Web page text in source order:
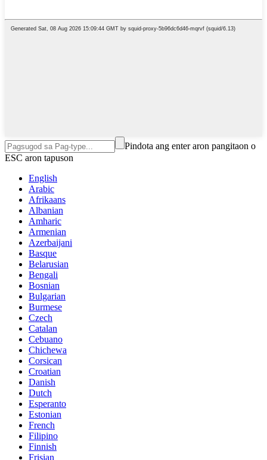
Pindota ang enter aron pangitaon o
ESC aron tapuson
English
Arabic
Afrikaans
Albanian
Amharic
Armenian
Azerbaijani
Basque
Belarusian
Bengali
Bosnian
Bulgarian
Burmese
Czech
Catalan
Cebuano
Chichewa
Corsican
Croatian
Danish
Dutch
Esperanto
Estonian
French
Filipino
Finnish
Frisian